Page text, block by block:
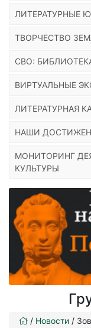
ЛИТЕРАТУРНЫЕ
ТВОРЧЕСТВО
СВО:
ВИРТУАЛЬНЫЕ
ЛИТЕРАТУРНАЯ
НАШИ
МОНИТОРИНГ
КУЛЬТУРЫ
/ Новости /